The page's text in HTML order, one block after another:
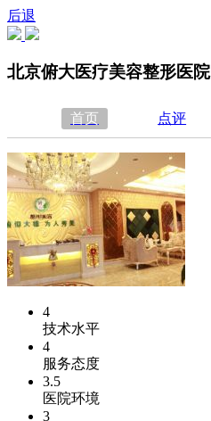
后退
北京俯大医疗美容整形医院
首页 点评
4
技术水平
4
服务态度
3.5
医院环境
3